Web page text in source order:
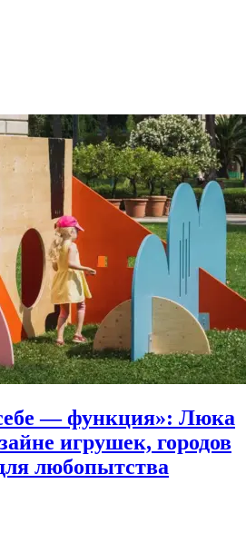
— функция»: Люка
игрушек, городов
любопытства